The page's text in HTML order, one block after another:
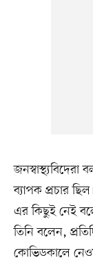
জনস্বাস্থ্যবিদেরা
ব্যাপক প্রচার
এর কিছুই নেই
তিনি বলেন,
কোভিডকালে